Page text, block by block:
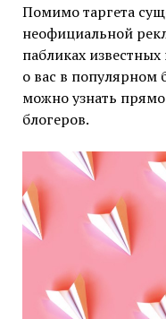
Помимо таргета
неофициальной
пабликах
о вас в популярном
можно узнать
блогеров.